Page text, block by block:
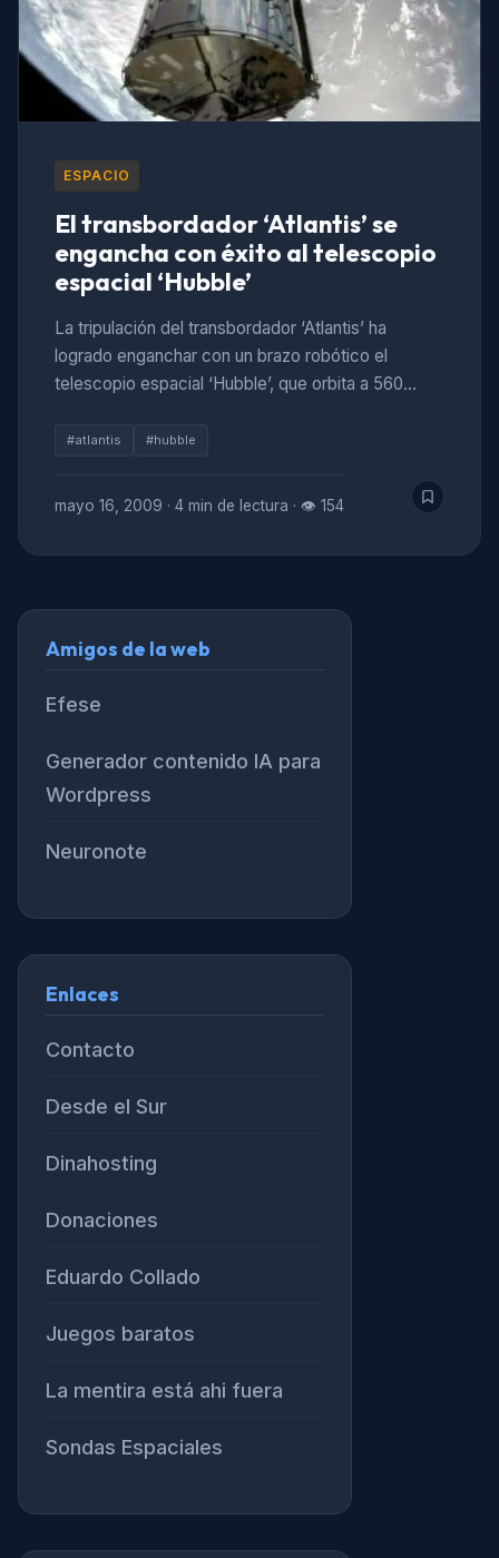
ESPACIO
El transbordador ‘Atlantis’ se
engancha con éxito al telescopio
espacial ‘Hubble’
La tripulación del transbordador ‘Atlantis’ ha
logrado enganchar con un brazo robótico el
telescopio espacial ‘Hubble’, que orbita a 560…
#atlantis #hubble
mayo 16, 2009 · 4 min de lectura · 👁 154
Amigos de la web
Efese
Generador contenido IA para
Wordpress
Neuronote
Enlaces
Contacto
Desde el Sur
Dinahosting
Donaciones
Eduardo Collado
Juegos baratos
La mentira está ahi fuera
Sondas Espaciales